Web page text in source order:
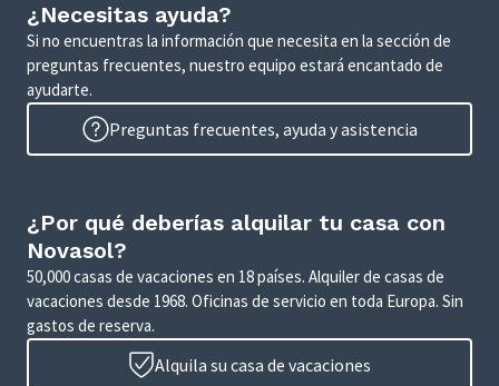
¿Necesitas ayuda?
Si no encuentras la información que necesita en la sección de
preguntas frecuentes, nuestro equipo estará encantado de
ayudarte.
Preguntas frecuentes, ayuda y asistencia
¿Por qué deberías alquilar tu casa con
Novasol?
50,000 casas de vacaciones en 18 países. Alquiler de casas de
vacaciones desde 1968. Oficinas de servicio en toda Europa. Sin
gastos de reserva.
Alquila su casa de vacaciones